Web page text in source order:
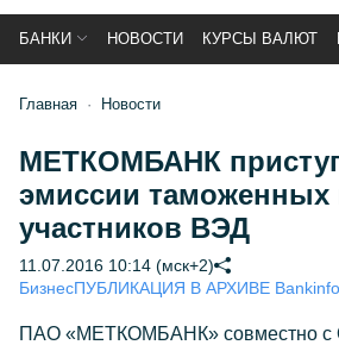
БАНКИ НОВОСТИ КУРСЫ ВАЛЮТ
Главная Новости
МЕТКОМБАНК
эмиссии таможенных
участников ВЭД
11.07.2016 10:14 (мск+2)
БизнесПУБЛИКАЦИЯ В АРХИВЕ
ПАО «МЕТКОМБАНК» совместно